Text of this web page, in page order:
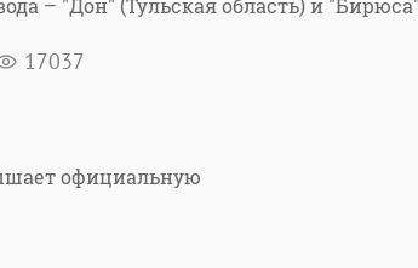
– "Дон" (Тульская область) и
17037
официальную